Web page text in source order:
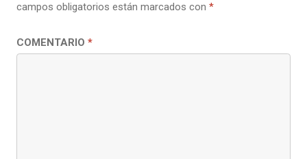
campos obligatorios están marcados con *
COMENTARIO *